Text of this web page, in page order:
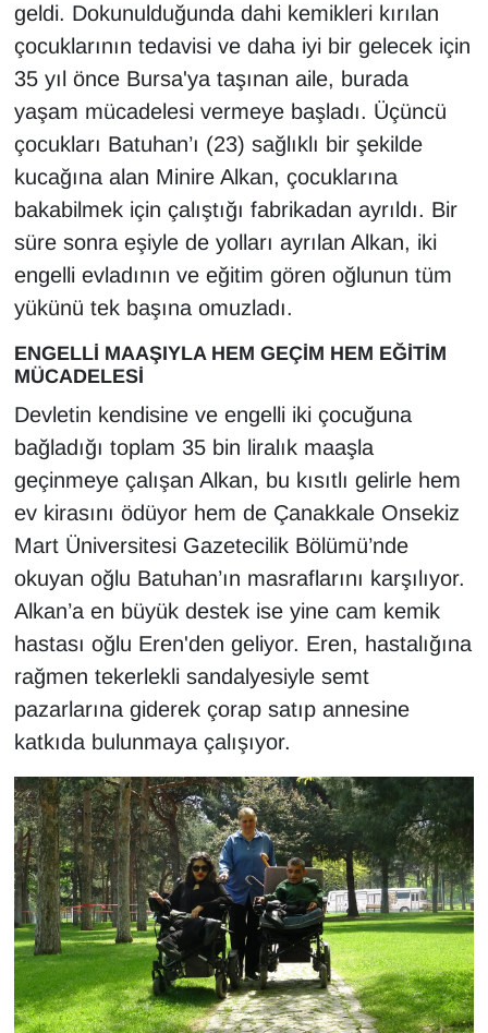
geldi. Dokunulduğunda dahi kemikleri kırılan
çocuklarının tedavisi ve daha iyi bir gelecek için
35 yıl önce Bursa'ya taşınan aile, burada
yaşam mücadelesi vermeye başladı. Üçüncü
çocukları Batuhan’ı (23) sağlıklı bir şekilde
kucağına alan Minire Alkan, çocuklarına
bakabilmek için çalıştığı fabrikadan ayrıldı. Bir
süre sonra eşiyle de yolları ayrılan Alkan, iki
engelli evladının ve eğitim gören oğlunun tüm
yükünü tek başına omuzladı.
ENGELLİ MAAŞIYLA HEM GEÇİM HEM EĞİTİM
MÜCADELESİ
Devletin kendisine ve engelli iki çocuğuna
bağladığı toplam 35 bin liralık maaşla
geçinmeye çalışan Alkan, bu kısıtlı gelirle hem
ev kirasını ödüyor hem de Çanakkale Onsekiz
Mart Üniversitesi Gazetecilik Bölümü’nde
okuyan oğlu Batuhan’ın masraflarını karşılıyor.
Alkan’a en büyük destek ise yine cam kemik
hastası oğlu Eren'den geliyor. Eren, hastalığına
rağmen tekerlekli sandalyesiyle semt
pazarlarına giderek çorap satıp annesine
katkıda bulunmaya çalışıyor.
Seri İlan
Sinema - TV
SİYASET
SPOR
TEBRİK
TEKNOLOJİ
Turizm
VAN'DA SPOR
Vasıta
YAŞAM
YEREL